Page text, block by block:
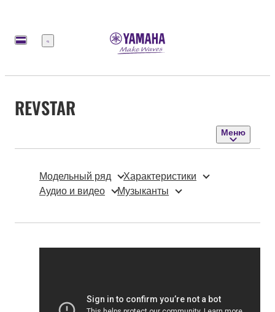
Меню
REVSTAR
Меню
Модельный ряд
Характеристики
Аудио и видео
Музыканты